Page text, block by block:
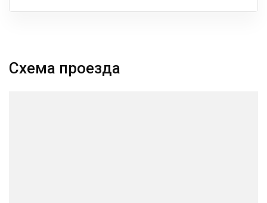
Схема проезда